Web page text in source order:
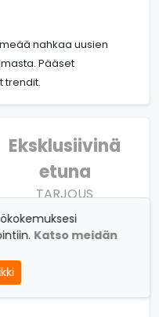
Katso meidän
nahkaa uusien
Pääset
trendit.
Eksklusiivinä
etuna
TARJOUS
ajan tasalla